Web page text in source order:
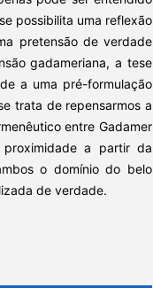
possibilita uma reflexão
pretensão de verdade
gadameriana, a tese
a uma pré-formulação
trata de repensarmos a
entre Gadamer
a partir da
o domínio do belo
de verdade.